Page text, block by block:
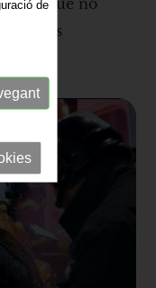
grans
de